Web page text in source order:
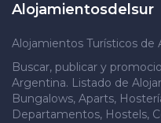
Alojamientosdelsur
Alojamientos Turísticos de
Buscar, publicar y
Argentina. Listado de
Bungalows, Aparts,
Departamentos, Hostels,